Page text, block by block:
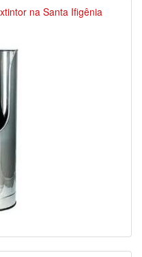
na Santa Ifigênia